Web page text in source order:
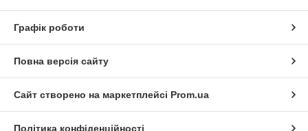
Графік роботи
Повна версія сайту
Сайт створено на маркетплейсі Prom.ua
Політика конфіденційності